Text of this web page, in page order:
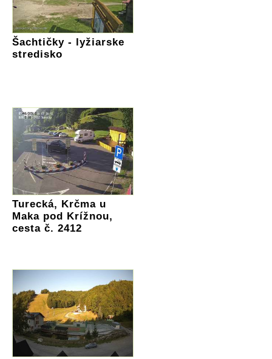
Šachtičky - lyžiarske
stredisko
Turecká, Krčma u
Maka pod Krížnou,
cesta č. 2412